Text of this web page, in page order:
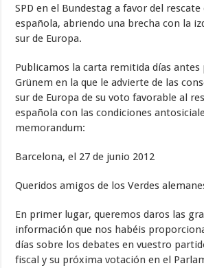
SPD en el Bundestag a favor del rescate
española, abriendo una brecha con la
sur de Europa.
Publicamos la carta remitida días antes
Grünem en la que le advierte de las
sur de Europa de su voto favorable al
española con las condiciones
memorandum:
Barcelona, el 27 de junio 2012
Queridos amigos de los Verdes
En primer lugar, queremos daros las
información que nos habéis
días sobre los debates en vuestro
fiscal y su próxima votación en el